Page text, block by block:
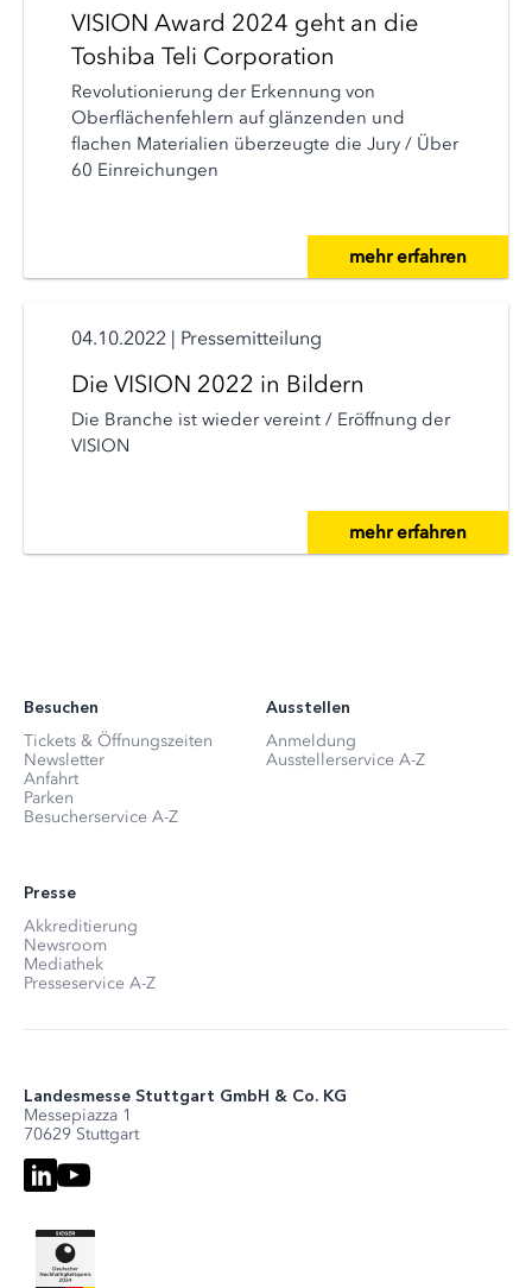
VISION Award 2024 geht an die
Toshiba Teli Corporation
Revolutionierung der Erkennung von
Oberflächenfehlern auf glänzenden und
flachen Materialien überzeugte die Jury / Über
60 Einreichungen
mehr erfahren
04.10.2022 | Pressemitteilung
Die VISION 2022 in Bildern
Die Branche ist wieder vereint / Eröffnung der
VISION
mehr erfahren
Besuchen
Tickets & Öffnungszeiten
Newsletter
Anfahrt
Parken
Besucherservice A-Z
Ausstellen
Anmeldung
Ausstellerservice A-Z
Presse
Akkreditierung
Newsroom
Mediathek
Presseservice A-Z
Landesmesse Stuttgart GmbH & Co. KG
Messepiazza 1
70629 Stuttgart